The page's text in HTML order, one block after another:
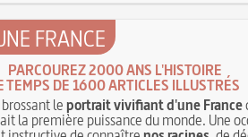
FRANCE
PARCOUREZ 2000 ANS L'HISTOIRE
TEMPS DE 1600 ARTICLES ILLUSTRÉS
leportrait vivifiant d'une France
la première puissance du monde. Une